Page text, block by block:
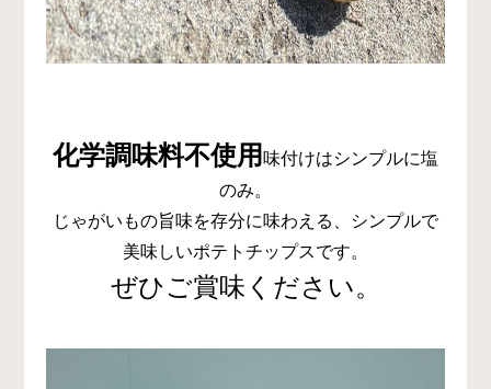
化学調味料不使用 味付けはシンプルに塩
のみ。
じゃがいもの旨味を存分に味わえる、シンプルで
美味しいポテトチップスです。
ぜひご賞味ください。